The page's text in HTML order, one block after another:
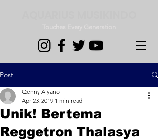
Post
Unik! Bertema
Reggetron Thalasya
Qenny Alyano
Apr 23, 2019 1 min read